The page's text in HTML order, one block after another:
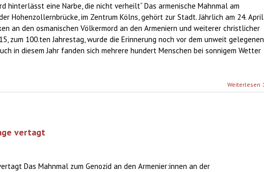
hinterlässt eine Narbe, die nicht verheilt“ Das armenische Mahnmal am
Hohenzollernbrücke, im Zentrum Kölns, gehört zur Stadt. Jährlich am 24. April
an den osmanischen Völkermord an den Armeniern und weiterer christlicher
zum 100.ten Jahrestag, wurde die Erinnerung noch vor dem unweit gelegenen
in diesem Jahr fanden sich mehrere hundert Menschen bei sonnigem Wetter
Weiterlesen
vertagt
Das Mahnmal zum Genozid an den Armenier:innen an der